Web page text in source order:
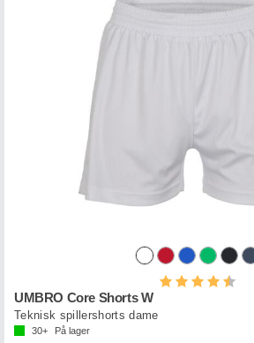
Karakter:
UMBRO Core Shorts W
Teknisk spillershorts dame
30+ På lager